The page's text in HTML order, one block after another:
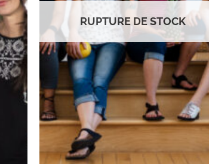
RUPTURE DE STOCK